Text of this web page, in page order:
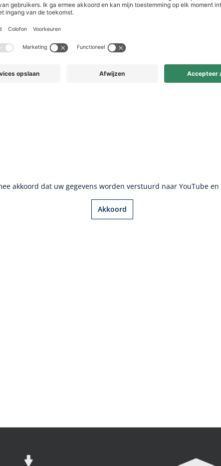
akkoord dat uw gegevens worden verstuurd naar YouTube
Akkoord